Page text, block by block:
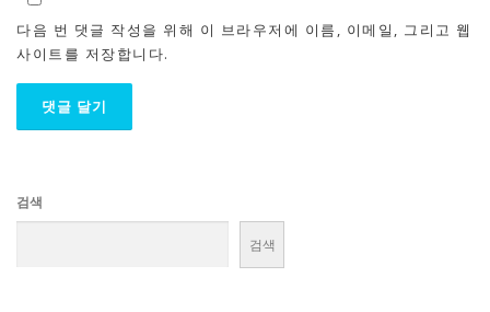
다음 번 댓글 작성을 위해 이 브라우저에 이름, 이메일, 그리고 웹
사이트를 저장합니다.
검색
검색